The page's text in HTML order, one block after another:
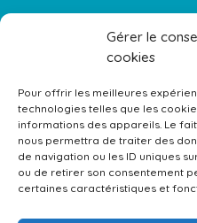
Gérer le
cookies
Pour offrir les meilleures
technologies telles que les
informations des appareils. Le
nous permettra de traiter des
de navigation ou les ID uniques
ou de retirer son consentement
certaines caractéristiques et
Équipements gérés par la